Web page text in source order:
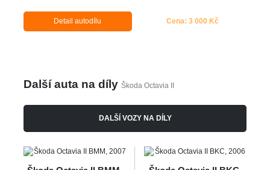
Detail autodílu Cena: 3 000 Kč
Další auta na díly Škoda Octavia II
DALŠÍ VOZY NA DÍLY